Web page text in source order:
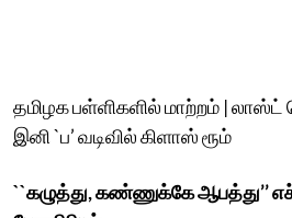
தமிழக பள்ளிகளில் மாற்றம் | லாஸ்ட்
இனி `ப’ வடிவில் கிளாஸ் ரூம்
``கழுத்து, கண்ணுக்கே ஆபத்து’’